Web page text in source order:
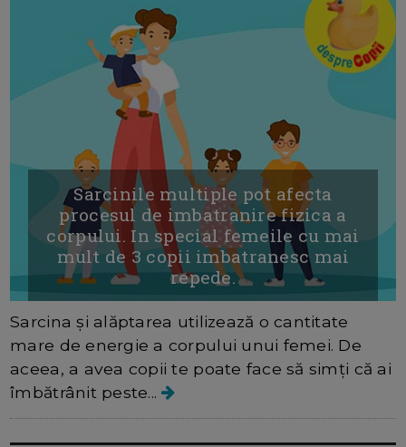
Sarcinile multiple pot afecta
procesul de imbatranire fizica a
corpului. In special femeile cu mai
mult de 3 copii imbatranesc mai
repede.
Sarcina și alăptarea utilizează o cantitate
mare de energie a corpului unui femei. De
aceea, a avea copii te poate face să simți că ai
îmbătrânit peste...